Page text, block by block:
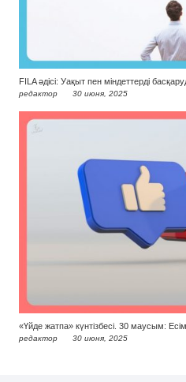
FILA әдісі: Уақыт пен міндеттерді
редактор 30 июня, 2025
«Үйде жатпа» күнтізбесі. 30 маусым:
редактор 30 июня, 2025